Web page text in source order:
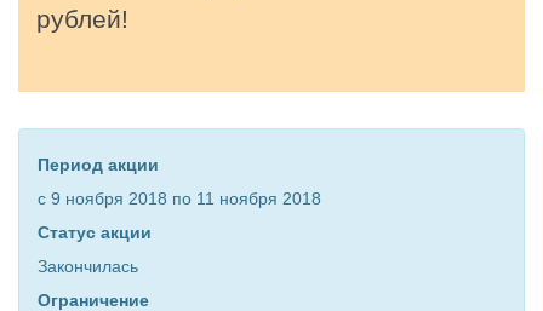
a
t
i
n
рублей!
Период акции
с 9 ноября 2018 по 11 ноября 2018
Статус акции
Закончилась
Ограничение